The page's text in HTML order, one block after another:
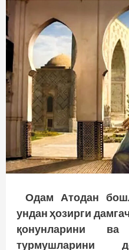
Одам Атодан
унданҳозирги
қонунларини ва
турмушларини